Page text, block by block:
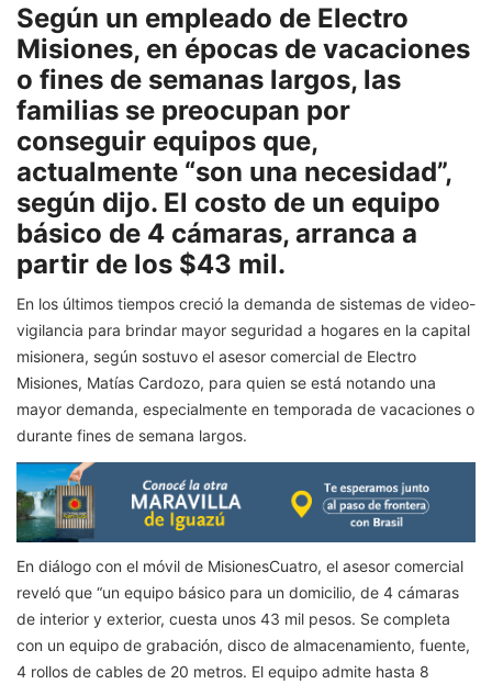
Según un empleado de Electro
Misiones, en épocas de vacaciones
o fines de semanas largos, las
familias se preocupan por
conseguir equipos que,
actualmente “son una necesidad”,
según dijo. El costo de un equipo
básico de 4 cámaras, arranca a
partir de los $43 mil.
En los últimos tiempos creció la demanda de sistemas de video-
vigilancia para brindar mayor seguridad a hogares en la capital
misionera, según sostuvo el asesor comercial de Electro
Misiones, Matías Cardozo, para quien se está notando una
mayor demanda, especialmente en temporada de vacaciones o
durante fines de semana largos.
En diálogo con el móvil de MisionesCuatro, el asesor comercial
reveló que “un equipo básico para un domicilio, de 4 cámaras
de interior y exterior, cuesta unos 43 mil pesos. Se completa
con un equipo de grabación, disco de almacenamiento, fuente,
4 rollos de cables de 20 metros. El equipo admite hasta 8